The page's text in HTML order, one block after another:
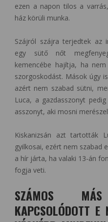
ezen a napon tilos a
ház körüli munka.
Szájról szájra terjedtek az
egy sütő nőt
kemencébe hajítja, ha
szorgoskodást. Mások úgy
azért nem szabad sütni,
Luca, a gazdasszonyt
asszonyt, aki mosni
Kiskanizsán azt tartották
gyilkosai, ezért nem szabad
a hír járta, ha valaki 13-án
fogja veti.
SZÁMOS
KAPCSOLÓDOTT